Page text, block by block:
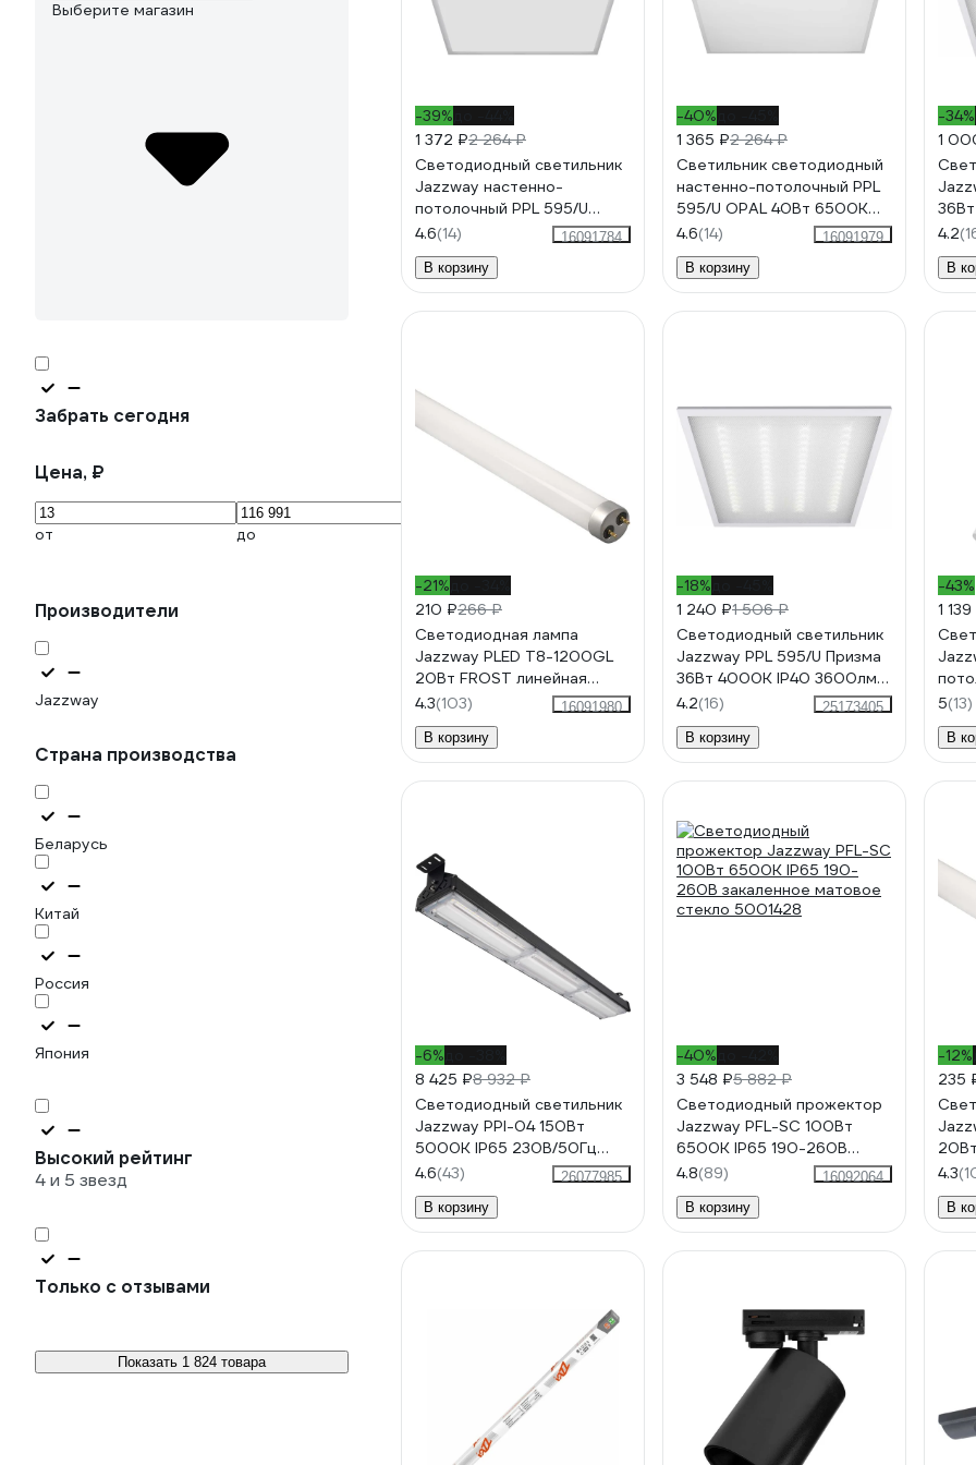
Выберите магазин
Забрать сегодня
Цена, ₽
от до
Производители
Jazzway
Страна производства
Беларусь
Китай
Россия
Япония
Высокий рейтинг
4 и 5 звезд
Только с отзывами
Показать 1 824 товара
-39%
1 372 ₽2 264 ₽
Светодиодный светильник
Jazzway настенно-
потолочный PPL 595/U
OPAL 40Вт 4000K 3400лм
25мм ДВО/ДПО панель
универсальная встроенный
драйвер 5018204
4.6(14)
16091784
В корзину
-40%
1 365 ₽2 264 ₽
Светильник светодиодный
настенно-потолочный PPL
595/U OPAL 40Вт 6500K
4200лм 25мм ДВО/ДПО
панель универсальная
встроенный драйвер
Jazzway 5018228
4.6(14)
16091979
В корзину
-34%
1
4.2
В
-21%
210 ₽266 ₽
Светодиодная лампа
Jazzway PLED T8-1200GL
20Вт FROST линейная
6500К холодный белый G13
1600лм 230В/50Гц
1025340
4.3(103)
16091980
В корзину
-18%
1 240 ₽1 506 ₽
Светодиодный светильник
Jazzway PPL 595/U Призма
36Вт 4000К IP40 3600лм
ДВО/ДПО универс.
рассеив. V2 негорюч. с
драйвером панель
2853486J
4.2(16)
25173405
В корзину
-43%
1
ДСП
5(13)
В
-6%
8 425 ₽8 932 ₽
Светодиодный светильник
Jazzway PPI-04 150Вт
5000К IP65 230В/50Гц
ДСП для высоких пролетов
5044371
4.6(43)
26077985
В корзину
-40%
3 548 ₽5 882 ₽
Светодиодный прожектор
Jazzway PFL-SC 100Вт
6500К IP65 190-260В
закаленное матовое
стекло 5001428
4.8(89)
16092064
В корзину
-12%
235
G13
4.3
В